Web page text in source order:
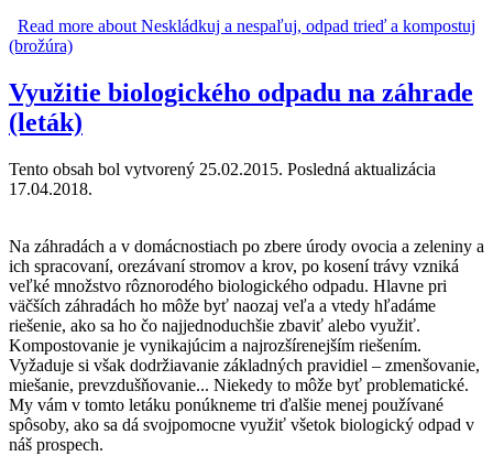
Read more about Neskládkuj a nespaľuj, odpad trieď a kompostuj
(brožúra)
Využitie biologického odpadu na záhrade
(leták)
Tento obsah bol vytvorený 25.02.2015. Posledná aktualizácia
17.04.2018.
Na záhradách a v domácnostiach po zbere úrody ovocia a zeleniny a
ich spracovaní, orezávaní stromov a krov, po kosení trávy vzniká
veľké množstvo rôznorodého biologického odpadu. Hlavne pri
väčších záhradách ho môže byť naozaj veľa a vtedy hľadáme
riešenie, ako sa ho čo najjednoduchšie zbaviť alebo využiť.
Kompostovanie je vynikajúcim a najrozšírenejším riešením.
Vyžaduje si však dodržiavanie základných pravidiel – zmenšovanie,
miešanie, prevzdušňovanie... Niekedy to môže byť problematické.
My vám v tomto letáku ponúkneme tri ďalšie menej používané
spôsoby, ako sa dá svojpomocne využiť všetok biologický odpad v
náš prospech.